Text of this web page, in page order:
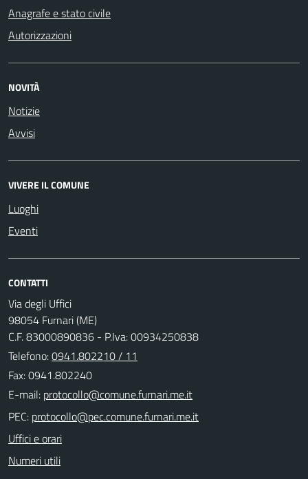
Anagrafe e stato civile
Autorizzazioni
NOVITÀ
Notizie
Avvisi
VIVERE IL COMUNE
Luoghi
Eventi
CONTATTI
Via degli Uffici
98054 Furnari (ME)
C.F. 83000890836 - P.Iva: 00934250838
Telefono:0941.802210 / 11
Fax: 0941.802240
E-mail:
PEC:
Uffici e orari
Numeri utili